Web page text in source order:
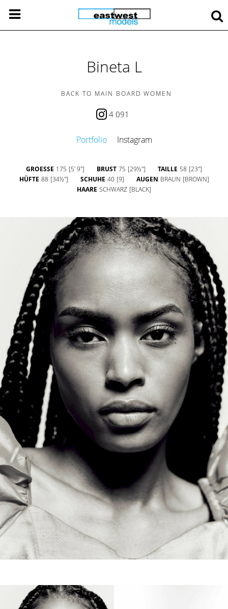
Bineta L
BACK TO MAIN BOARD WOMEN
4 091
Portfolio Instagram
GROESSE 175 [5' 9''] BRUST 75 [29½''] TAILLE 58 [23'']
HÜFTE 88 [34½''] SCHUHE 40 [9] AUGEN BRAUN [BROWN]
HAARE SCHWARZ [BLACK]